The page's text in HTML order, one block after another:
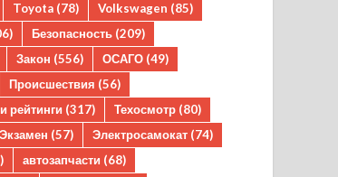
Toyota (78) Volkswagen (85)
Безопасность (209)
Закон (556) ОСАГО (49)
Происшествия (56)
рейтинги (317) Техосмотр (80)
Экзамен (57) Электросамокат (74)
автозапчасти (68)